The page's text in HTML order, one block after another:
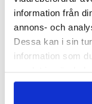
information från
annons- och
Dessa kan i sin
information som